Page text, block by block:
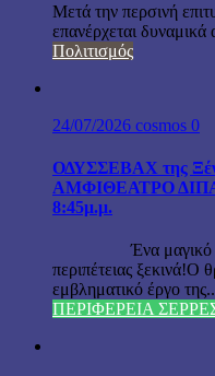
Μετά την περσινή
επανέρχεται
Πολιτισμός
24/07/2026 cosmos 0
ΟΔΥΣΣΕΒΑΧ της
ΑΜΦΙΘΕΑΤΡΟ
8:45μ.μ.
Ένα μαγικό
περιπέτειας ξεκινά!Ο
εμβληματικό έργο
ΠΕΡΙΦΕΡΕΙΑ